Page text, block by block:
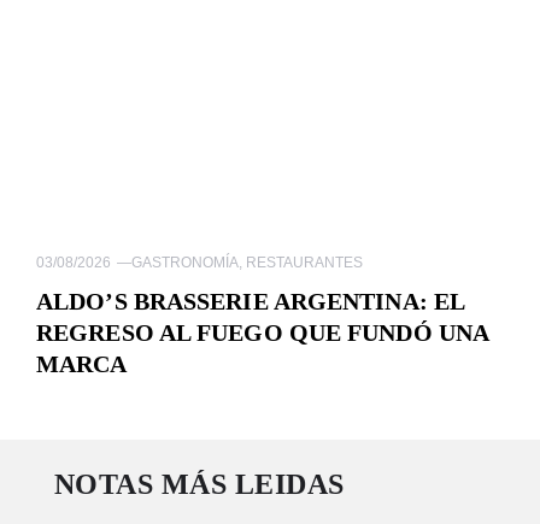
03/08/2026 —GASTRONOMÍA, RESTAURANTES
ALDO’S BRASSERIE ARGENTINA: EL
REGRESO AL FUEGO QUE FUNDÓ UNA
MARCA
NOTAS MÁS LEIDAS